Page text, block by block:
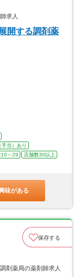
求人
開する調剤薬
当）あり
10～29
店舗数30以上
味がある
保存する
剤薬局の薬剤師求人